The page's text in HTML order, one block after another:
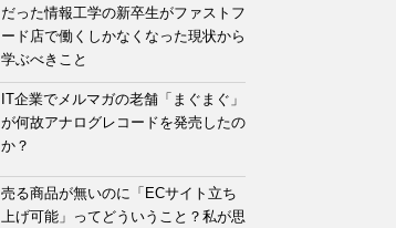
だった情報工学の新卒生がファストフ
ード店で働くしかなくなった現状から
学ぶべきこと
IT企業でメルマガの老舗「まぐまぐ」
が何故アナログレコードを発売したの
か？
売る商品が無いのに「ECサイト立ち
上げ可能」ってどういうこと？私が思